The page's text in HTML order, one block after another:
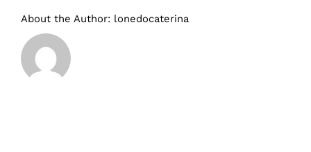
About the Author: lonedocaterina